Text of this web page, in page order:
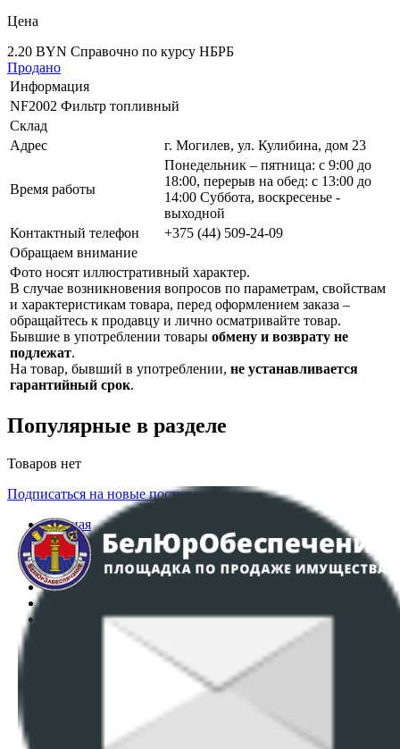
Цена
2.20 BYN Справочно по курсу НБРБ
Продано
Информация
NF2002 Фильтр топливный
Склад
Адрес
г. Могилев, ул. Кулибина, дом 23
Время работы
Понедельник – пятница: с 9:00 до
18:00, перерыв на обед: с 13:00 до
14:00 Суббота, воскресенье -
выходной
Контактный телефон
+375 (44) 509-24-09
Обращаем внимание
Фото носят иллюстративный характер.
В случае возникновения вопросов по параметрам, свойствам
и характеристикам товара, перед оформлением заказа –
обращайтесь к продавцу и лично осматривайте товар.
Бывшие в употреблении товары обмену и возврату не
подлежат.
На товар, бывший в употреблении, не устанавливается
гарантийный срок.
Популярные в разделе
Товаров нет
Подписаться на новые поступления
Главная
Аукционы
Интернет-магазин
Регламент организации и проведения торгов
Политика в отношении обработки персональных
ПОЛОЖЕНИЕ О ПОЛИТИКЕ ОБРАБОТКИ COOKIE-
Настройки cookie-файлов